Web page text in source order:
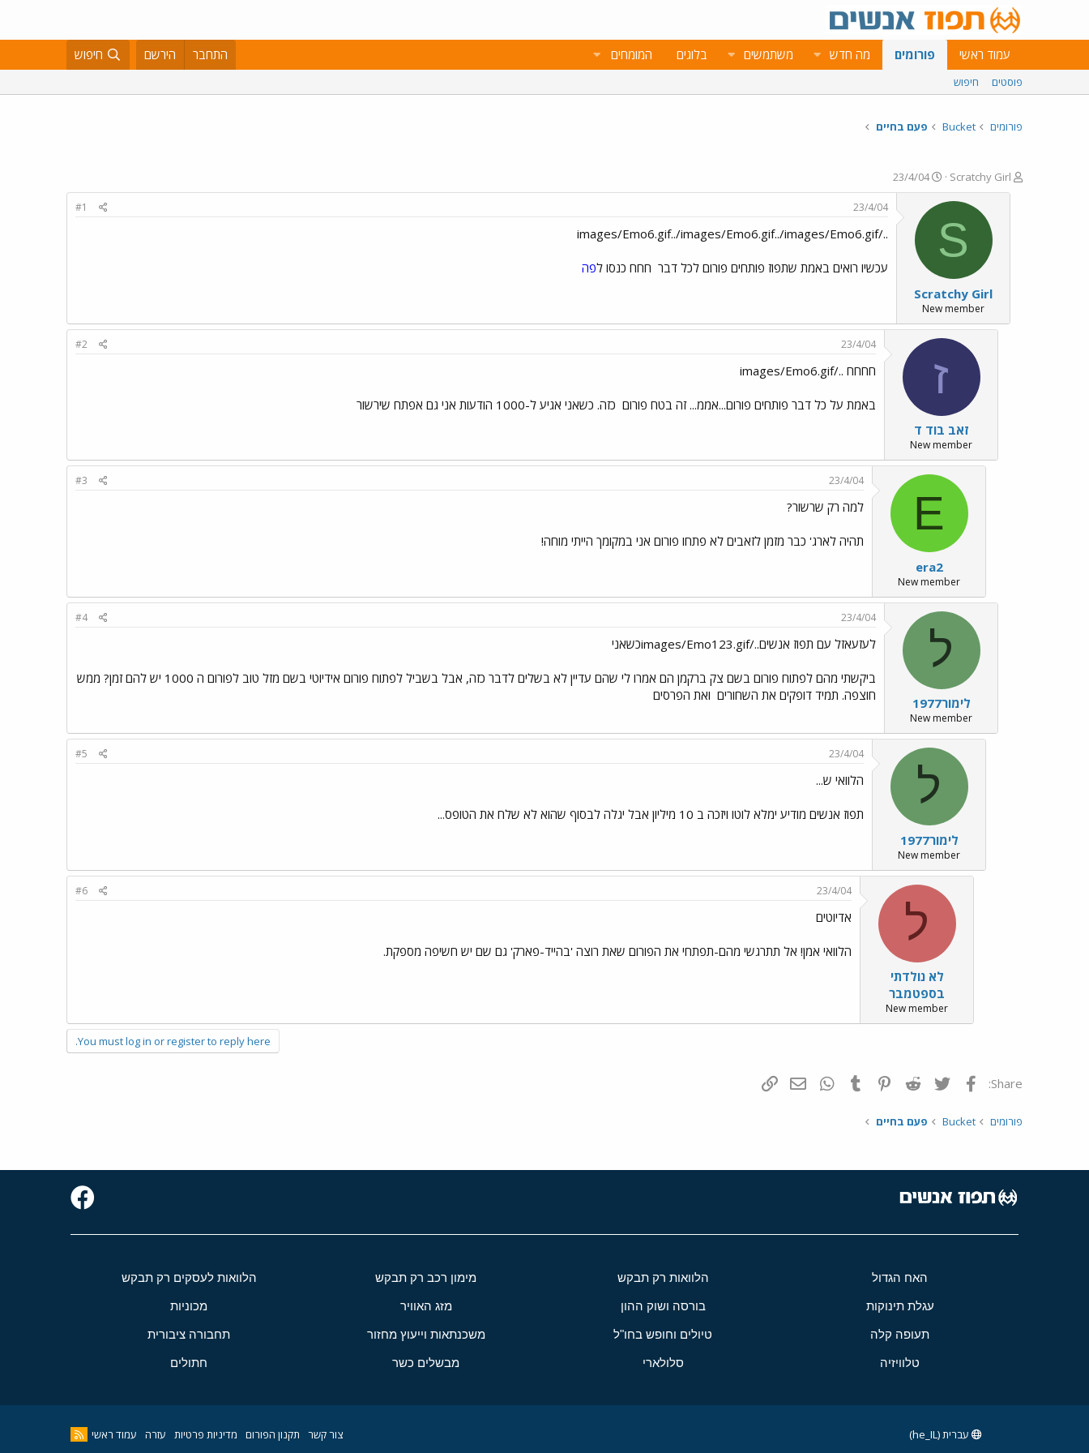
עמוד ראשי פורומים מה חדש משתמשים בלוגים המומחים התחבר הירשם חיפוש
פוסטים חיפוש
פורומים Bucket פעם בחיים
פ
ו
Scratchy Girl
פ
ו
ס
ת
ר
י
ך
23/4/04
S
Scratchy Girl
New member
23/4/04
#1
../images/Emo6.gif../images/Emo6.gif../images/Emo6.gif
עכשיו רואים באמת שתפוז פותחים פורום לכל דבר חחח כנסו לפה
ז
זאב בוד ד
New member
23/4/04
#2
חחחח ../images/Emo6.gif
באמת על כל דבר פותחים פורום...אממ... זה בטח פורום כזה. כשאני אגיע ל-1000 הודעות אני גם אפתח שירשור
E
era2
New member
23/4/04
#3
למה רק שרשור?
תהיה לארג' כבר מזמן לזאבים לא פתחו פורום אני במקומך הייתי מוחה!
ל
לימור1977
New member
23/4/04
#4
לעזעאזל עם תפוז אנשים../images/Emo123.gifכשאני
ביקשתי מהם לפתוח פורום בשם צק ברקמן הם אמרו לי שהם עדיין לא בשלים לדבר כזה, אבל בשביל לפתוח פורום אידיוטי בשם מזל טוב לפורום ה 1000 יש להם זמן? ממש
חוצפה. תמיד דופקים את השחורים ואת הפרסים
ל
לימור1977
New member
23/4/04
#5
הלוואי ש...
תפוז אנשים מודיע ימלא לוטו ויזכה ב 10 מיליון אבל יגלה לבסוף שהוא לא שלח את הטופס...
ל
לא נולדתי
בספטמבר
New member
23/4/04
#6
אדיוטים
הלוואי אמן! אל תתרגשי מהם-תפתחי את הפורום שאת רוצה 'בהייד-פארק' גם שם יש חשיפה מספקת.
You must log in or register to reply here.
Share: פייסבוק Twitter
Reddit
Pinterest
Tumblr
WhatsAppדואר אלקטרוני
פורומים Bucket פעם בחיים
האח הגדול הלוואות רק תבקש מימון רכב רק תבקש הלוואות לעסקים רק תבקש
עגלת תינוקות בורסה ושוק ההון מזג האוויר מכוניות
תעופה קלה טיולים וחופש בחו"ל משכנתאות וייעוץ מחזור תחבורה ציבורית
טלוויזיה סלולארי מבשלים כשר חתולים
צור קשר תקנון הפורום מדיניות פרטיות עזרה עמוד ראשי עברית (he_IL)